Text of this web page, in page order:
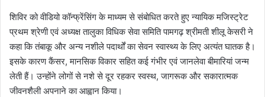
शिविर को वीडियो कॉन्फ्रेंसिंग के माध्यम से संबोधित करते हुए न्यायिक मजिस्ट्रेट
प्रथम श्रेणी एवं अध्यक्ष तालुका विधिक सेवा समिति पामगढ़ श्रीमती शीलू केसरी ने
कहा कि तंबाकू और अन्य नशीले पदार्थों का सेवन स्वास्थ्य के लिए अत्यंत घातक है।
इसके कारण कैंसर, मानसिक विकार सहित कई गंभीर एवं जानलेवा बीमारियां जन्म
लेती हैं। उन्होंने लोगों से नशे से दूर रहकर स्वस्थ, जागरूक और सकारात्मक
जीवनशैली अपनाने का आह्वान किया।